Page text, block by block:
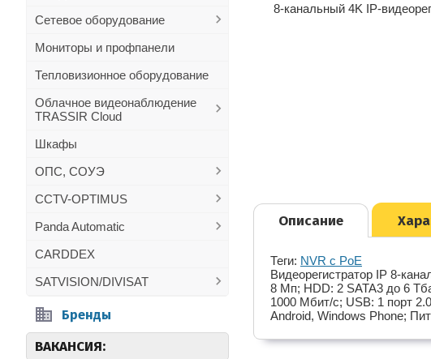
Сетевое оборудование
Мониторы и профпанели
Тепловизионное оборудование
Облачное видеонаблюдение
TRASSIR Cloud
Шкафы
ОПС, СОУЭ
CCTV-OPTIMUS
Panda Automatic
CARDDEX
SATVISION/DIVISAT
Бренды
ВАКАНСИЯ:
Описание
Теги: NVR с PoE
Видеорегистратор IP 8-
8 Мп; HDD: 2 SATA3 до 6
1000 Мбит/с; USB: 1 порт
Android, Windows Phone;